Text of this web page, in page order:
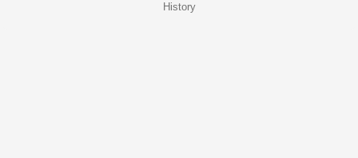
History